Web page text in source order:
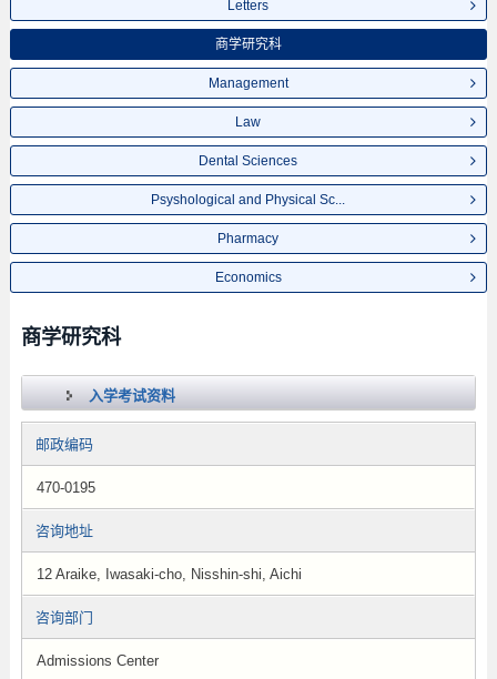
Letters
商学研究科
Management
Law
Dental Sciences
Psyshological and Physical Sc...
Pharmacy
Economics
商学研究科
入学考试资料
邮政编码
470-0195
咨询地址
12 Araike, Iwasaki-cho, Nisshin-shi, Aichi
咨询部门
Admissions Center